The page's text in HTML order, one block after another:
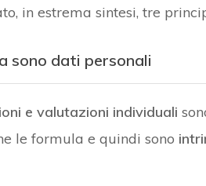
in estrema sintesi, tre
sono dati personali
e valutazioni individuali
le formula e quindi sono